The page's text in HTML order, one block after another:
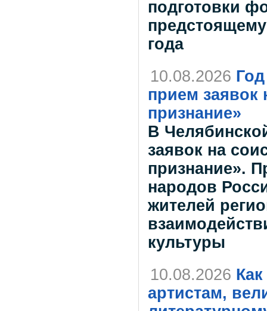
подготовки
года
10.08.2026
прием
признание»
В
заявок на
признание».
народов
жителей
культуры
10.08.2026
артистам,